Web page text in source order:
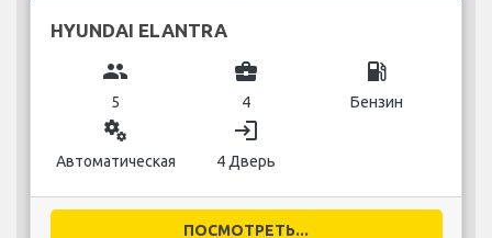
HYUNDAI ELANTRA
group
5
business_center
4
local_gas_station
Бензин
miscellaneous_services
Автоматическая
login
4 Дверь
ПОСМОТРЕТЬ...